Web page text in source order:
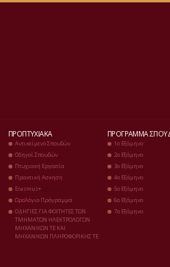
ΠΡΟΠΤΥΧΙΑΚΆ
Αντικείμενο Σπουδών
Οδηγοί Σπουδών
Πτυχιακή Eργασία
Πρακτική Ασκηση
Erasmus+
Ωρολόγιο Πρόγραμμα
ΟΔΗΓΙΕΣ ΓΙΑ ΦΟΙΤΗΤΕΣ ΤΩΝ
ΤΜΗΜΑΤΩΝ ΗΛΕΚΤΡΟΛΟΓΩΝ
ΜΗΧΑΝΙΚΩΝ ΤΕ ΚΑΙ
ΜΗΧΑΝΙΚΩΝ ΠΛΗΡΟΦΟΡΙΚΗΣ ΤΕ
ΠΡΌΓΡΑΜΜΑ
1ο Eξάμηνο
2ο Εξάμηνο
3ο Εξάμηνο
4ο Εξάμηνο
5ο Εξάμηνο
6ο Εξάμηνο
7ο Εξάμηνο